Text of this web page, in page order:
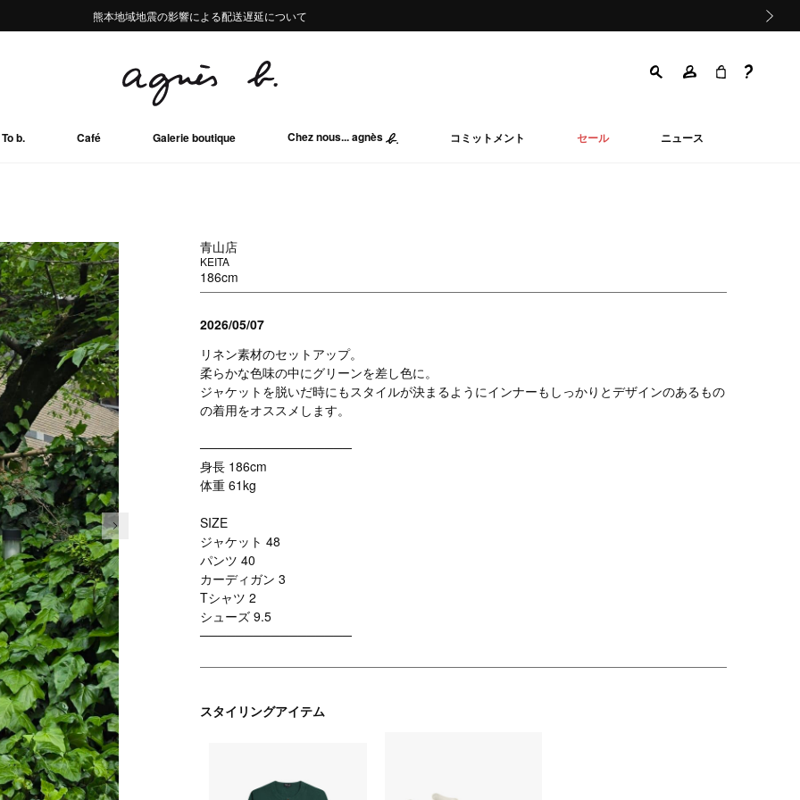
熊本地域地震の影響による配送遅延について
Summer Sale 2buy10%OFF!!
熊本地域地震の影響による配送遅延について
Summer Sale 2buy10%OFF!!
To b. Café Galerie boutique Chez nous... agnès コミットメント セール ニュース
次の画像
青山店
KEITA
186cm
2026/05/07
リネン素材のセットアップ。
柔らかな色味の中にグリーンを差し色に。
ジャケットを脱いだ時にもスタイルが決まるようにインナーもしっかりとデザインのあるもの
の着用をオススメします。
─────────────────
身長 186cm
体重 61kg
SIZE
ジャケット 48
パンツ 40
カーディガン 3
Tシャツ 2
シューズ 9.5
─────────────────
スタイリングアイテム